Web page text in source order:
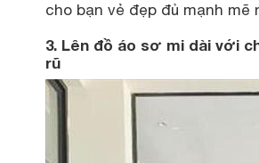
cho bạn vẻ đẹp đủ mạnh mẽ
3. Lên đồ áo sơ mi dài với
rũ